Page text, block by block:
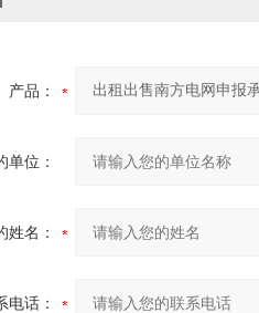
产品：
单位：
姓名：
电话：